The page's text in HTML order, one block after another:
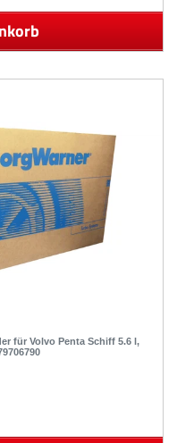
für Volvo Penta Schiff 5.6 l,